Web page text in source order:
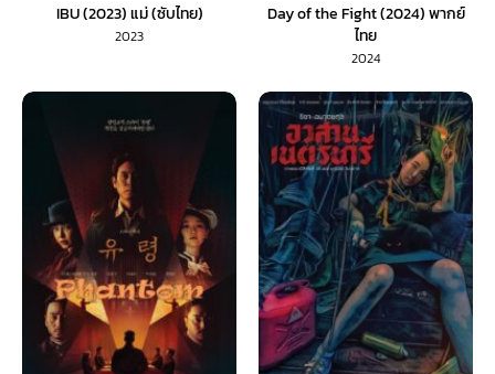
IBU (2023) แม่ (ซับไทย)
2023
Day of the Fight (2024) พากย์
ไทย
2024